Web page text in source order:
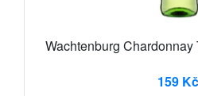
Wachtenburg
159 Kč